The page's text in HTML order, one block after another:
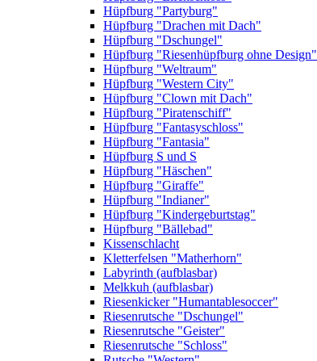
Hüpfburg "Partyburg"
Hüpfburg "Drachen mit Dach"
Hüpfburg "Dschungel"
Hüpfburg "Riesenhüpfburg ohne Design"
Hüpfburg "Weltraum"
Hüpfburg "Western City"
Hüpfburg "Clown mit Dach"
Hüpfburg "Piratenschiff"
Hüpfburg "Fantasyschloss"
Hüpfburg "Fantasia"
Hüpfburg S und S
Hüpfburg "Häschen"
Hüpfburg "Giraffe"
Hüpfburg "Indianer"
Hüpfburg "Kindergeburtstag"
Hüpfburg "Bällebad"
Kissenschlacht
Kletterfelsen "Matherhorn"
Labyrinth (aufblasbar)
Melkkuh (aufblasbar)
Riesenkicker "Humantablesoccer"
Riesenrutsche "Dschungel"
Riesenrutsche "Geister"
Riesenrutsche "Schloss"